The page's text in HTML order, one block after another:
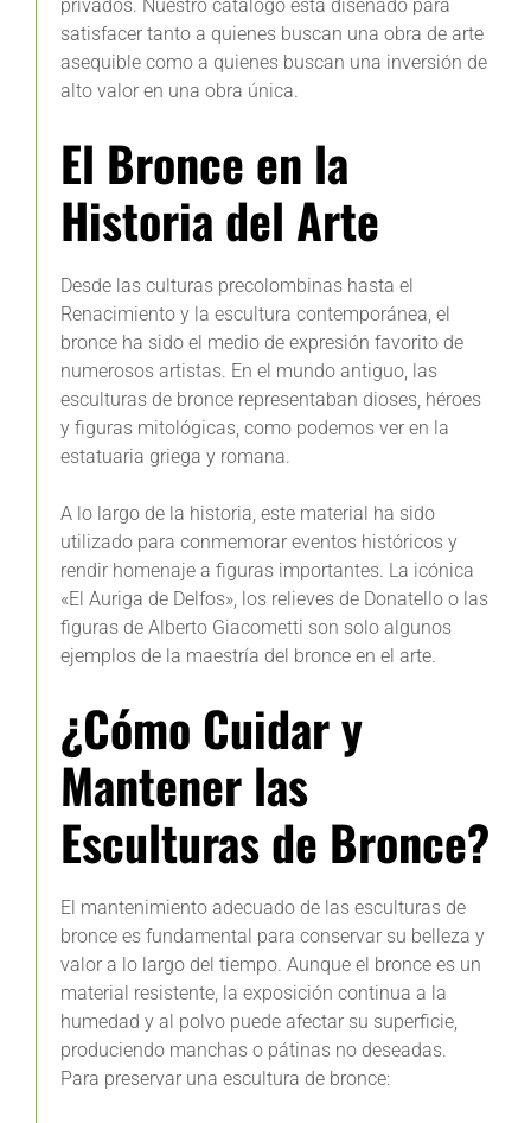
privados. Nuestro catálogo está diseñado para
satisfacer tanto a quienes buscan una obra de arte
asequible como a quienes buscan una inversión de
alto valor en una obra única.
El Bronce en la
Historia del Arte
Desde las culturas precolombinas hasta el
Renacimiento y la escultura contemporánea, el
bronce ha sido el medio de expresión favorito de
numerosos artistas. En el mundo antiguo, las
esculturas de bronce representaban dioses, héroes
y figuras mitológicas, como podemos ver en la
estatuaria griega y romana.
A lo largo de la historia, este material ha sido
utilizado para conmemorar eventos históricos y
rendir homenaje a figuras importantes. La icónica
«El Auriga de Delfos», los relieves de Donatello o las
figuras de Alberto Giacometti son solo algunos
ejemplos de la maestría del bronce en el arte.
¿Cómo Cuidar y
Mantener las
Esculturas de Bronce?
El mantenimiento adecuado de las esculturas de
bronce es fundamental para conservar su belleza y
valor a lo largo del tiempo. Aunque el bronce es un
material resistente, la exposición continua a la
humedad y al polvo puede afectar su superficie,
produciendo manchas o pátinas no deseadas.
Para preservar una escultura de bronce: